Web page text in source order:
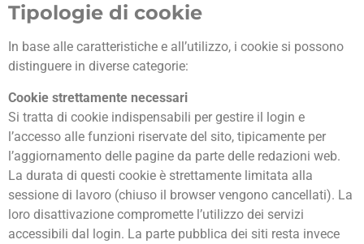
Tipologie di cookie
In base alle caratteristiche e all’utilizzo, i cookie si possono
distinguere in diverse categorie:
Cookie strettamente necessari
Si tratta di cookie indispensabili per gestire il login e
l’accesso alle funzioni riservate del sito, tipicamente per
l’aggiornamento delle pagine da parte delle redazioni web.
La durata di questi cookie è strettamente limitata alla
sessione di lavoro (chiuso il browser vengono cancellati). La
loro disattivazione compromette l’utilizzo dei servizi
accessibili dal login. La parte pubblica dei siti resta invece